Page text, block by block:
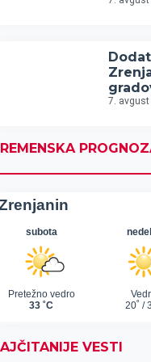
7. avgust
VESTI